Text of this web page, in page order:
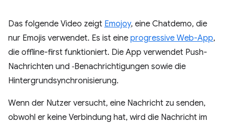
Das folgende Video zeigt Emojoy, eine Chatdemo, die
nur Emojis verwendet. Es ist eine progressive Web-App,
die offline-first funktioniert. Die App verwendet Push-
Nachrichten und ‑Benachrichtigungen sowie die
Hintergrundsynchronisierung.
Wenn der Nutzer versucht, eine Nachricht zu senden,
obwohl er keine Verbindung hat, wird die Nachricht im